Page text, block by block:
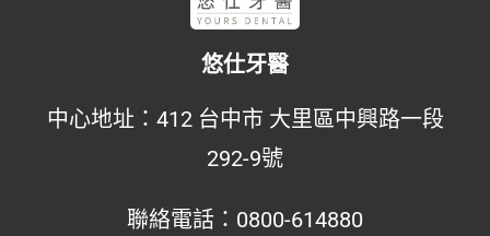
悠仕牙醫
中心地址： 412 台中市 大里區中興路一段
292-9號
聯絡電話： 0800-614880